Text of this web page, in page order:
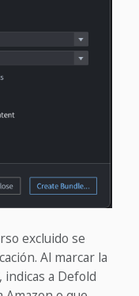
excluido se
Al marcar la
indicas a Defold